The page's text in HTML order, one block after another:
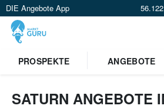
DIE Angebote App
PROSPEKTE
ANGEBOTE
SATURN ANGEBOTE